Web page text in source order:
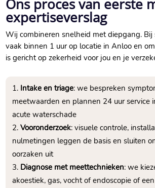
Ons proces van eerste
expertiseverslag
Wij combineren snelheid met diepgang.
vaak binnen 1 uur op locatie in Anloo en
is gericht op zekerheid voor jou en je
Intake en triage: we bespreken
meetwaarden en plannen 24 uur service
acute waterschade
Vooronderzoek: visuele controle,
nulmetingen leggen de basis en sluiten
oorzaken uit
Diagnose met meettechnieken: we
akoestiek, gas, vocht of endoscopie of